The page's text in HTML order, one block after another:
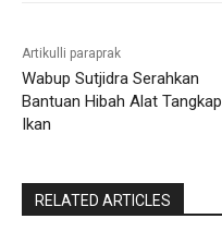
Artikulli paraprak
Wabup Sutjidra Serahkan
Bantuan Hibah Alat Tangkap
Ikan
RELATED ARTICLES